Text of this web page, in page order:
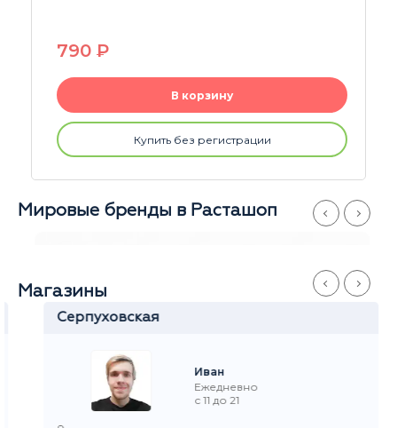
790 P
В корзину
Купить без регистрации
Мировые бренды в Расташоп
Магазины
Серпуховская
Иван
Ежедневно
с 11 до 21